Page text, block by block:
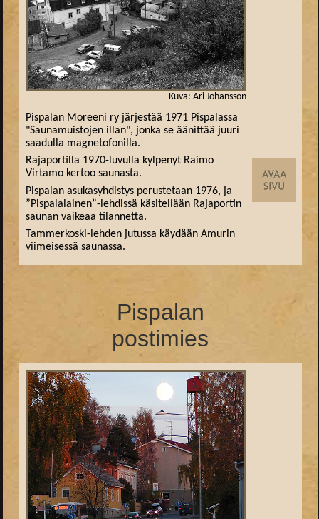
Kuva: Ari Johansson
Pispalan Moreeni ry järjestää 1971 Pispalassa
"Saunamuistojen illan", jonka se äänittää juuri
saadulla magnetofonilla.
Rajaportilla 1970-luvulla kylpenyt Raimo
Virtamo kertoo saunasta.
Pispalan asukasyhdistys perustetaan 1976, ja
”Pispalalainen”-lehdissä käsitellään Rajaportin
saunan vaikeaa tilannetta.
Tammerkoski-lehden jutussa käydään Amurin
viimeisessä saunassa.
Pispalan
postimies